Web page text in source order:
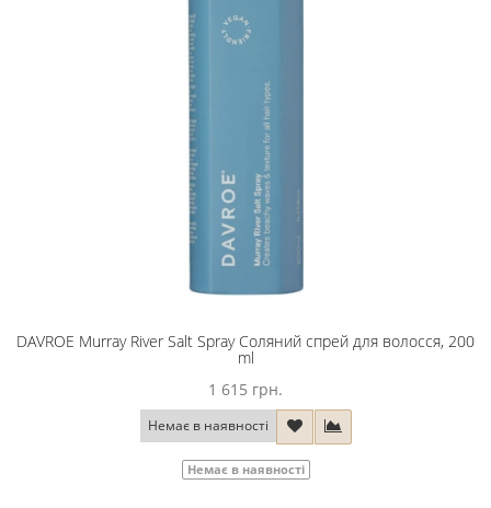
DAVROE Murray River Salt Spray Соляний спрей для волосся, 200
ml
1 615 грн.
Немає в наявності
Немає в наявності